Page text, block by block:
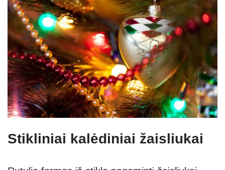
Stikliniai kalėdiniai žaisliukai